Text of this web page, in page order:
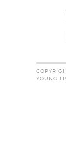
YOUNG